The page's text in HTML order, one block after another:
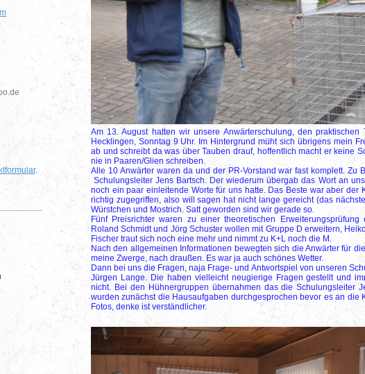
Am 13. August hatten wir unsere Anwärterschulung, den
Hecklingen, Sonntag 9 Uhr. Im Hintergrund müht sich übrigens mein
ab und schreibt da was über Tauben drauf, hoffentlich macht er keine
nie in Paaren/Glien schreiben.
Alle 10 Anwärter waren da und der PR-Vorstand war fast komplett. Zu
Schulungsleiter Jens Bartsch. Der wiederum übergab das Wort an
noch ein paar einleitende Worte für uns hatte. Das Beste war aber der
richtig zugegriffen, also will sagen hat nicht lange gereicht (das
Würstchen und Mostrich. Satt geworden sind wir gerade so.
Fünf Preisrichter waren zu einer theoretischen
Roland Schmidt und Jörg Schuster wollen mit Gruppe D erweitern,
Fischer traut sich noch eine mehr und nimmt zu K+L noch die M.
Nach den allgemeinen Informationen bewegten sich die Anwärter für
meine Zwerge, nach draußen. Es war ja auch schönes Wetter.
Dann bei uns die Fragen, naja Frage- und Antwortspiel von unseren
Jürgen Lange. Die haben vielleicht neugierige Fragen gestellt und
nicht. Bei den Hühnergruppen übernahmen das die Schulungsleiter
wurden zunächst die Hausaufgaben durchgesprochen bevor es an die
Fotos, denke ist verständlicher.
.